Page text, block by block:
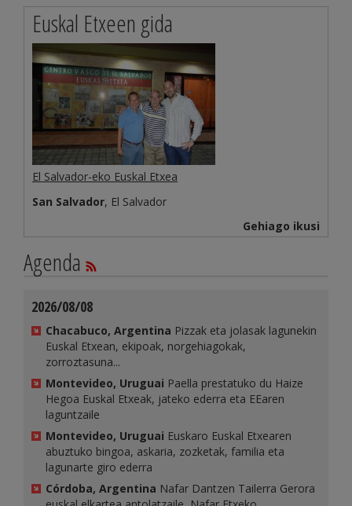
Euskal Etxeen gida
El Salvador-eko Euskal Etxea
San Salvador, El Salvador
Gehiago ikusi
Agenda
2026/08/08
Chacabuco, Argentina Pizzak eta jolasak lagunekin
Euskal Etxean, ekipoak, norgehiagokak,
zorroztasuna...
Montevideo, Uruguai Paella prestatuko du Haize
Hegoa Euskal Etxeak, jateko ederra eta EEaren
laguntzaile
Montevideo, Uruguai Euskaro Euskal Etxearen
abuztuko bingoa, askaria, zozketak, familia eta
lagunarte giro ederra
Córdoba, Argentina Nafar Dantzen Tailerra Gerora